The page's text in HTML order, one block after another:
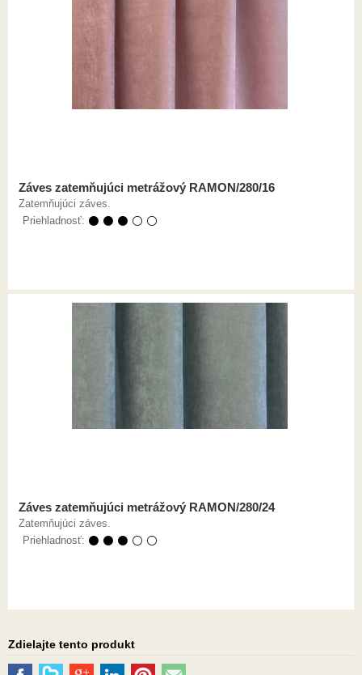
Záves zatemňujúci metrážový RAMON/280/16
Zatemňujúci záves.
Priehladnosť: ⚫ ⚫ ⚫ ⚪ ⚪
Záves zatemňujúci metrážový RAMON/280/24
Zatemňujúci záves.
Priehladnosť: ⚫ ⚫ ⚫ ⚪ ⚪
Zdielajte tento produkt